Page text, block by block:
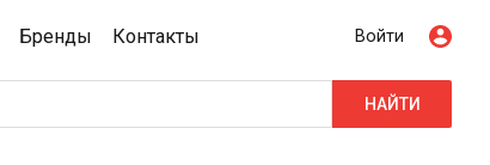
Бренды Контакты Войти
НАЙТИ